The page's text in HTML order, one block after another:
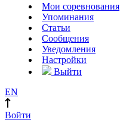
Мои соревнования
Упоминания
Статьи
Сообщения
Уведомления
Настройки
Выйти
EN
Войти